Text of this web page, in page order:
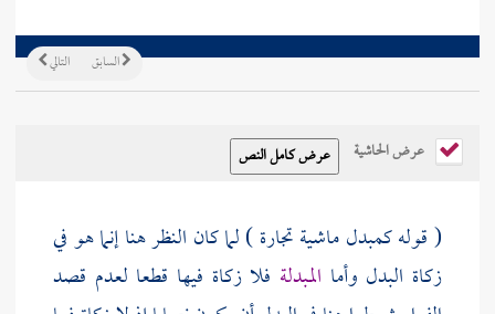
التالي السابق
عرض الحاشية
( قوله كمبدل ماشية تجارة ) لما كان النظر هنا إنما هو في
زكاة البدل وأما المبدلة فلا زكاة فيها قطعا لعدم قصد